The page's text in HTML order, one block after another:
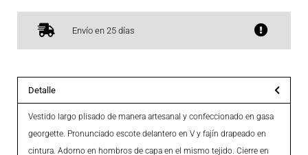
Envío en 25 días
Detalle
Vestido largo plisado de manera artesanal y confeccionado en gasa
georgette. Pronunciado escote delantero en V y fajín drapeado en
cintura. Adorno en hombros de capa en el mismo tejido. Cierre en